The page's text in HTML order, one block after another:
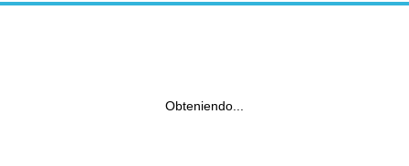
Obteniendo...